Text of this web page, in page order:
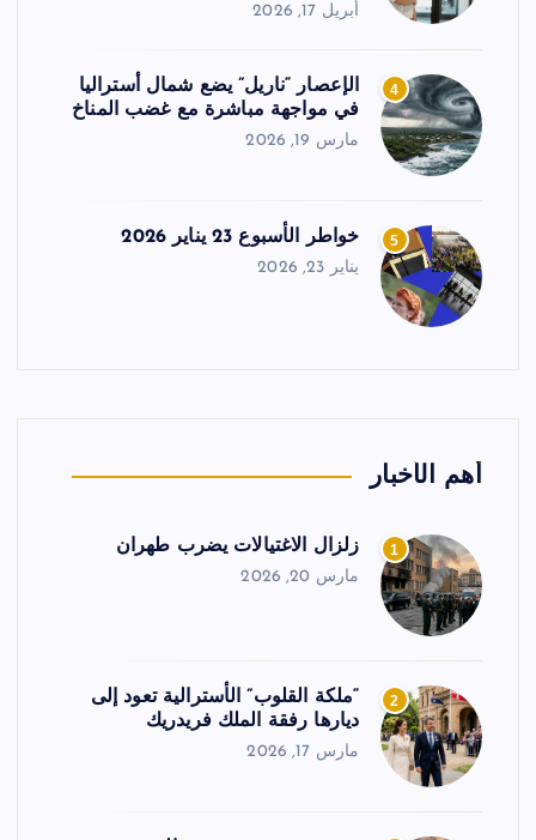
أبريل 17, 2026
4
الإعصار “ناريل” يضع شمال أستراليا
في مواجهة مباشرة مع غضب المناخ
مارس 19, 2026
5 خواطر الأسبوع 23 يناير 2026
يناير 23, 2026
أهم الأخبار
1 زلزال الاغتيالات يضرب طهران
مارس 20, 2026
2
“ملكة القلوب” الأسترالية تعود إلى
ديارها رفقة الملك فريدريك
مارس 17, 2026